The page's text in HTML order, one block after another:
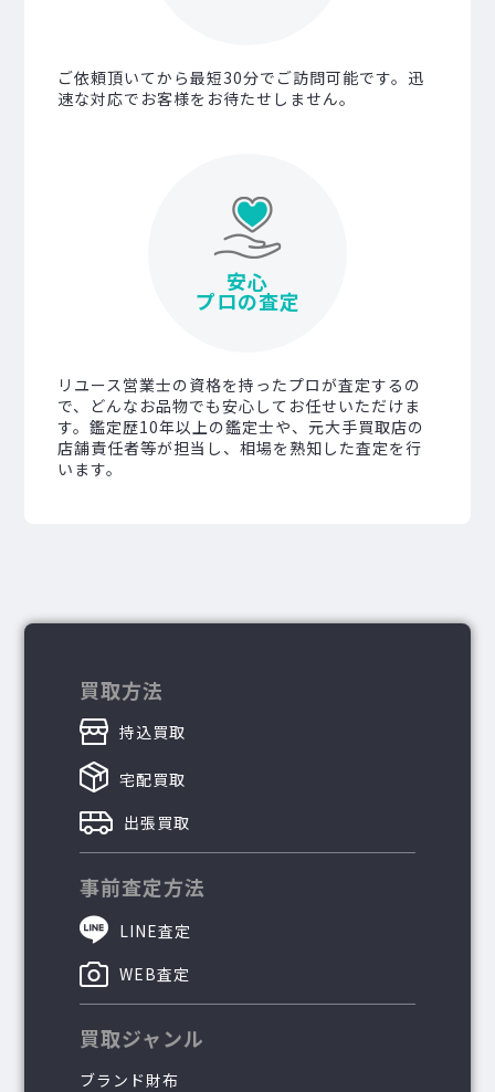
買取方法
持込買取
宅配買取
出張買取
事前査定方法
LINE査定
WEB査定
買取ジャンル
ブランド財布
ご依頼頂いてから最短30分でご訪問可能です。迅
速な対応でお客様をお待たせしません。
安心
プロの査定
リユース営業士の資格を持ったプロが査定するの
で、どんなお品物でも安心してお任せいただけま
す。鑑定歴10年以上の鑑定士や、元大手買取店の
店舗責任者等が担当し、相場を熟知した査定を行
います。